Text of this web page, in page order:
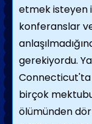
etmek isteyen
konferanslar
gerekiyordu.
Connecticut'ta
bir­çok
ölümünden